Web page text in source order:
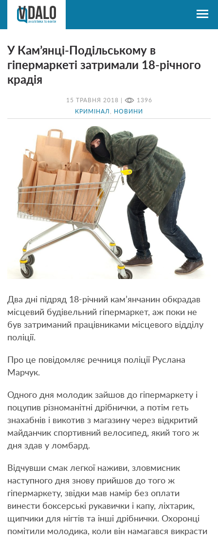
15 ТРАВНЯ 2018 | 1396
КРИМІНАЛ НОВИНИ
У Кам’янці-Подільському в
гіпермаркеті затримали 18-річного
крадія
Два дні підряд 18-річний кам’янчанин обкрадав
місцевий будівельний гіпермаркет, аж поки не
був затриманий працівниками місцевого відділу
поліції.
Про це повідомляє речниця поліції Руслана
Марчук.
Одного дня молодик зайшов до гіпермаркету і
поцупив різноманітні дрібнички, а потім геть
знахабнів і викотив з магазину через відкритий
майданчик спортивний велосипед, який того ж
дня здав у ломбард.
Відчувши смак легкої наживи, зловмисник
наступного дня знову прийшов до того ж
гіпермаркету, звідки мав намір без оплати
винести боксерські рукавички і капу, ліхтарик,
щипчики для нігтів та інші дрібнички. Охоронці
помітили молодика, коли він намагався викрасти